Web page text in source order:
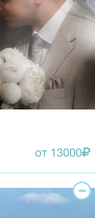
от 13000